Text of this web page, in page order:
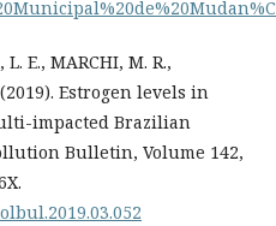
L. E., MARCHI, M. R.,
(2019). Estrogen levels in
impacted Brazilian
Bulletin, Volume 142,